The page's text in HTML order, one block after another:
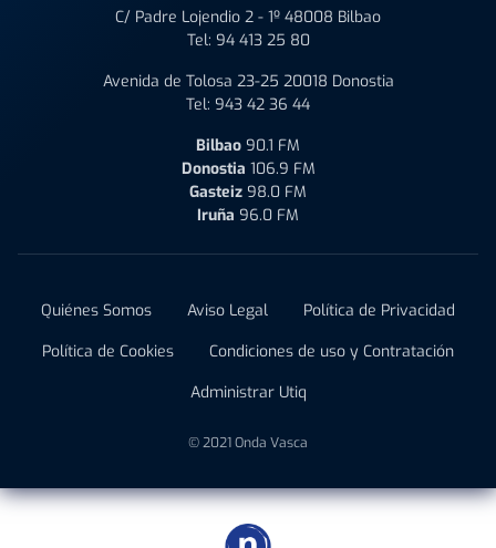
C/ Padre Lojendio 2 - 1º 48008 Bilbao
Tel: 94 413 25 80
Avenida de Tolosa 23-25 20018 Donostia
Tel: 943 42 36 44
Bilbao 90.1 FM
Donostia 106.9 FM
Gasteiz 98.0 FM
Iruña 96.0 FM
Quiénes Somos Aviso Legal
Política de Privacidad
Política de Cookies
Condiciones de uso y Contratación
Administrar Utiq
© 2021 Onda Vasca